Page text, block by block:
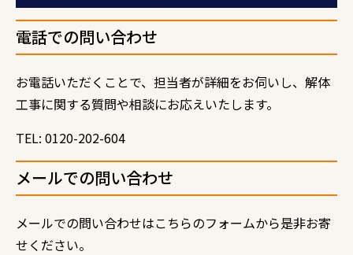
電話での問い合わせ
お電話いただくことで、担当者が詳細をお伺いし、解体
工事に関する質問や相談にお応えいたします。
TEL: 0120-202-604
メールでの問い合わせ
メールでの問い合わせはこちらのフォームから是非お寄
せください。